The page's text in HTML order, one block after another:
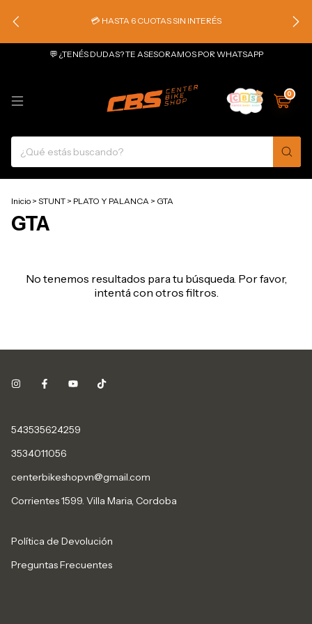
💳 HASTA 6 CUOTAS SIN INTERÉS
💬 ¿TENÉS DUDAS? TE ASESORAMOS POR WHATSAPP
0
Inicio > STUNT > PLATO Y PALANCA > GTA
GTA
No tenemos resultados para tu búsqueda. Por favor,
intentá con otros filtros.
543535624259
3534011056
centerbikeshopvn@gmail.com
Corrientes 1599. Villa Maria, Cordoba
Política de Devolución
Preguntas Frecuentes